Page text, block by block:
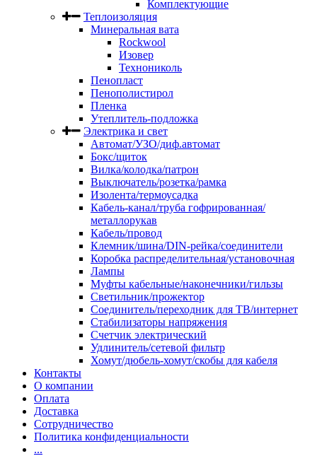
Комплектующие
Теплоизоляция
Минеральная вата
Rockwool
Изовер
Технониколь
Пенопласт
Пенополистирол
Пленка
Утеплитель-подложка
Электрика и свет
Автомат/УЗО/диф.автомат
Бокс/щиток
Вилка/колодка/патрон
Выключатель/розетка/рамка
Изолента/термоусадка
Кабель-канал/труба гофрированная/
металлорукав
Кабель/провод
Клемник/шина/DIN-рейка/соединители
Коробка распределительная/установочная
Лампы
Муфты кабельные/наконечники/гильзы
Светильник/прожектор
Соединитель/переходник для ТВ/интернет
Стабилизаторы напряжения
Счетчик электрический
Удлинитель/сетевой фильтр
Хомут/дюбель-хомут/скобы для кабеля
Контакты
О компании
Оплата
Доставка
Сотрудничество
Политика конфиденциальности
...